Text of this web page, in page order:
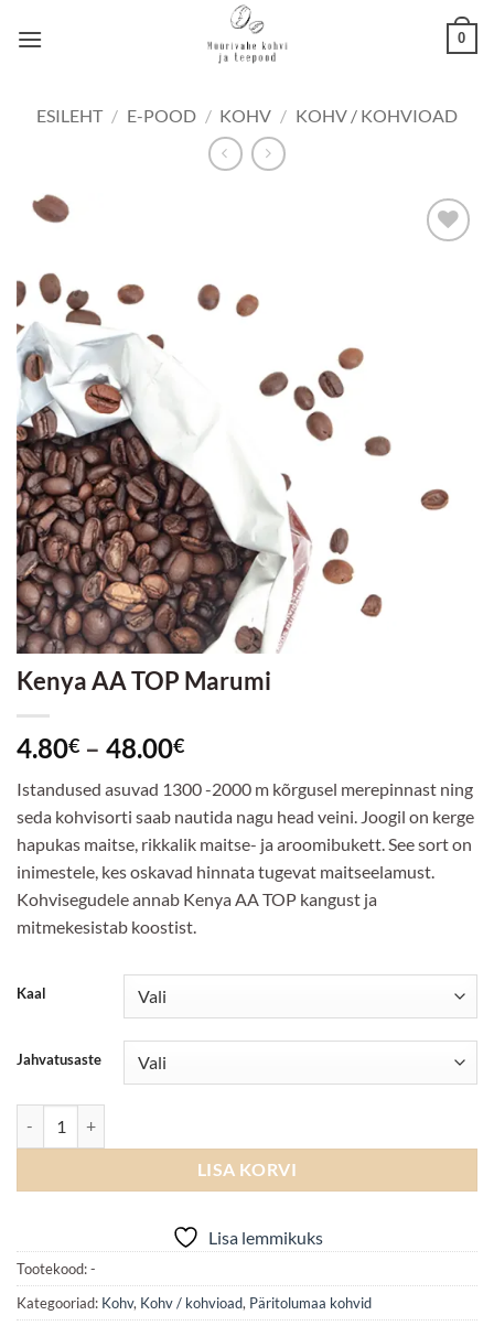
0
ESILEHT / E-POOD / KOHV / KOHV / KOHVIOAD
Kenya AA TOP Marumi
4.80€ – 48.00€Hinnavahemik:
kuni
48.00€
Istandused asuvad 1300 -2000 m kõrgusel merepinnast ning
seda kohvisorti saab nautida nagu head veini. Joogil on kerge
hapukas maitse, rikkalik maitse- ja aroomibukett. See sort on
inimestele, kes oskavad hinnata tugevat maitseelamust.
Kohvisegudele annab Kenya AA TOP kangust ja
mitmekesistab koostist.
Kaal
Jahvatusaste
LISA KORVI
Lisa lemmikuks
Tootekood:-
Kategooriad: Kohv, Kohv / kohvioad, Päritolumaa kohvid